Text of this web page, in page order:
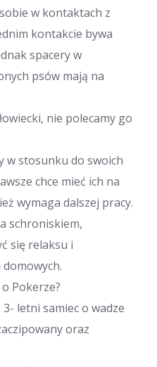
w kontaktach z
kontakcie bywa
spacery w
psów mają na
nie polecamy go
w stosunku do swoich
chce mieć ich na
wymaga dalszej pracy.
schroniskiem,
się relaksu i
Pokerze?
letni samiec o wadze
oraz